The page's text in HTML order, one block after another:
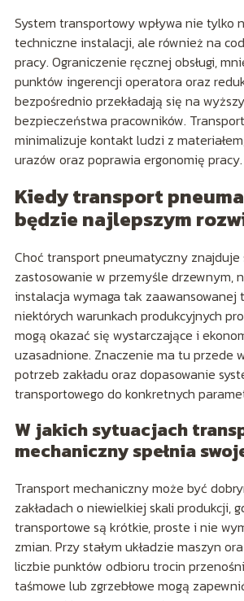
System transportowy wpływa nie tylko
techniczne instalacji, ale również na
pracy. Ograniczenie ręcznej obsługi,
punktów ingerencji operatora oraz
bezpośrednio przekładają się na
bezpieczeństwa pracowników.
minimalizuje kontakt ludzi z
urazów oraz poprawia ergonomię pracy.
Kiedy transport
będzie najlepszym
Choć transport pneumatyczny znajduje
zastosowanie w przemyśle drzewnym,
instalacja wymaga tak zaawansowanej
niektórych warunkach produkcyjnych
mogą okazać się wystarczające i
uzasadnione. Znaczenie ma tu przede
potrzeb zakładu oraz dopasowanie
transportowego do konkretnych
W jakich sytuacjach
mechaniczny spełnia
Transport mechaniczny może być
zakładach o niewielkiej skali produkcji,
transportowe są krótkie, proste i nie
zmian. Przy stałym układzie maszyn
liczbie punktów odbioru trocin
taśmowe lub zgrzebłowe mogą